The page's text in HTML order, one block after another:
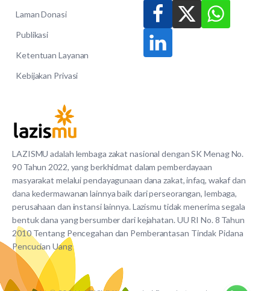
LAZISMU adalah lembaga zakat nasional dengan SK Menag No.
90 Tahun 2022, yang berkhidmat dalam pemberdayaan
masyarakat melalui pendayagunaan dana zakat, infaq, wakaf dan
dana kedermawanan lainnya baik dari perseorangan, lembaga,
perusahaan dan instansi lainnya. Lazismu tidak menerima segala
bentuk dana yang bersumber dari kejahatan. UU RI No. 8 Tahun
2010 Tentang Pencegahan dan Pemberantasan Tindak Pidana
Pencucian Uang
Laman Donasi
Publikasi
Ketentuan Layanan
Kebijakan Privasi